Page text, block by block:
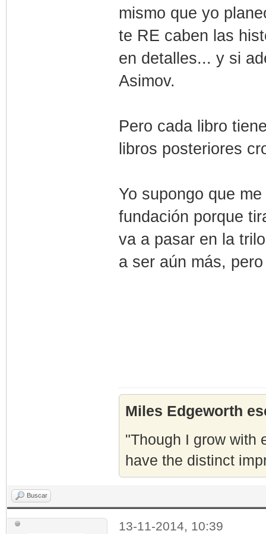
mismo que yo
te RE caben las
en detalles... y si
Asimov.
Pero cada libro
libros posteriores
Yo supongo que
fundación porque
va a pasar en la
a ser aún más,
Miles Edgeworth
"Though I grow with
have the distinct
Buscar
13-11-2014, 10:39